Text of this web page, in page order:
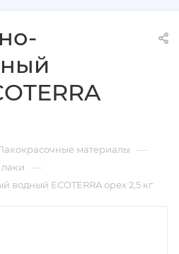
материалы —
—
водный ECOTERRA орех 2,5 кг